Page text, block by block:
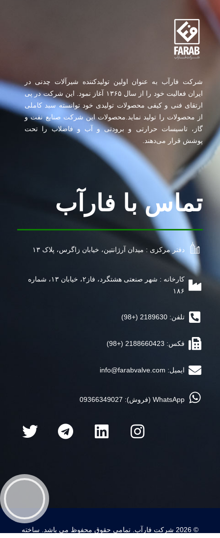
شرکت فارآب به عنوان اولین تولیدکننده شیرآلات چدنی در
ایران فعالیت خود را از سال ۱۳۶۵ آغاز نمود. این شرکت در پی
ارتقای فنی و کیفی محصولات تولیدی خود توانسته سبد کاملی
از محصولات را تولید نماید.محصولات این شرکت صنایع نفت و
گاز، تاسیسات حرارتی و برودتی و آب و فاضلاب را تحت
پوشش قرار می‌دهند.
تماس با فارآب
دفتر مرکزی : میدان آرژانتین، خیابان زاگرس، پلاک ۱۳
کارخانه : شهر صنعتی هشتگرد، فاز۲، خیابان ۱۳، شماره
۱۸۶
تلفن: 2189630 (+98)
فکس: 2188660423 (+98)
ایمیل: info@farabvalve.com
WhatsApp (فروش): 09366349027
© 2026 شرکت فارآب. تمامی حقوق محفوظ می باشد. ساخته